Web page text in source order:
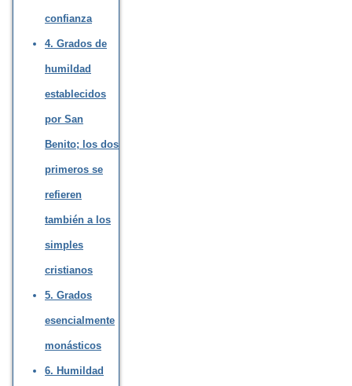
confianza
4. Grados de
humildad
establecidos
por San
Benito; los dos
primeros se
refieren
también a los
simples
cristianos
5. Grados
esencialmente
monásticos
6. Humildad